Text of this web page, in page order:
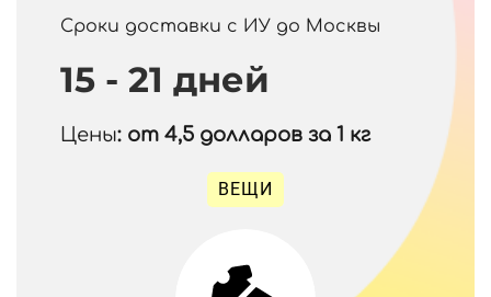
Сроки доставки с ИУ до Москвы
15 - 21 дней
Цены: от 4,5 долларов за 1 кг
ВЕЩИ